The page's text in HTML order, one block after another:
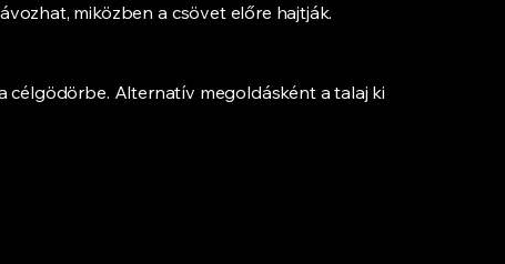
miközben a csövet előre hajtják.
Alternatív megoldásként a talaj ki